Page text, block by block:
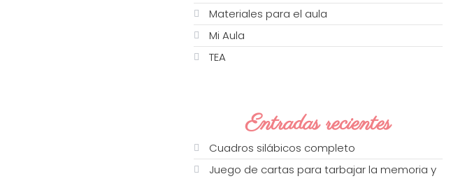
Materiales para el aula
Mi Aula
TEA
Entradas recientes
Cuadros silábicos completo
Juego de cartas para tarbajar la memoria y